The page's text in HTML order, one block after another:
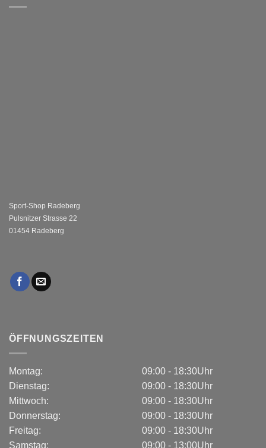
Sport-Shop Radeberg
Pulsnitzer Strasse 22
01454 Radeberg
ÖFFNUNGSZEITEN
Montag:
Dienstag:
Mittwoch:
Donnerstag:
Freitag:
Samstag:
09:00 - 18:30Uhr
09:00 - 18:30Uhr
09:00 - 18:30Uhr
09:00 - 18:30Uhr
09:00 - 18:30Uhr
09:00 - 13:00Uhr